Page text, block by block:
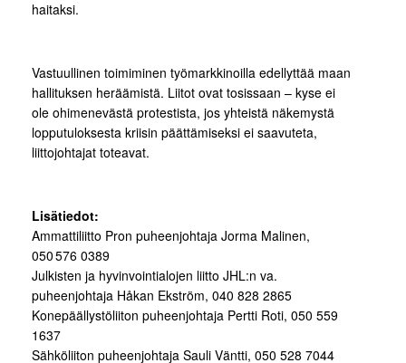
haitaksi.
Vastuullinen toimiminen työmarkkinoilla edellyttää maan
hallituksen heräämistä. Liitot ovat tosissaan – kyse ei
ole ohimenevästä protestista, jos yhteistä näkemystä
lopputuloksesta kriisin päättämiseksi ei saavuteta,
liittojohtajat toteavat.
Lisätiedot:
Ammattiliitto Pron puheenjohtaja Jorma Malinen,
050 576 0389
Julkisten ja hyvinvointialojen liitto JHL:n va.
puheenjohtaja Håkan Ekström, 040 828 2865
Konepäällystöliiton puheenjohtaja Pertti Roti, 050 559
1637
Sähköliiton puheenjohtaja Sauli Väntti, 050 528 7044